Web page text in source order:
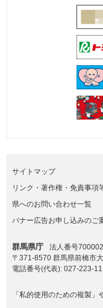
サイトマップ
リンク・著作権・免責事項
県へのお問い合わせ一覧
バナー広告お申し込みのご
群馬県庁
法人番号
〒371-8570 群馬県前橋市
電話番号(代表): 027-223-
「私的使用のための複製